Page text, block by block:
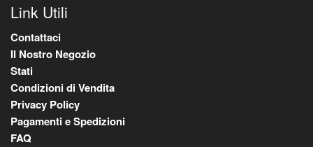
Link Utili
Contattaci
Il Nostro Negozio
Stati
Condizioni di Vendita
Privacy Policy
Pagamenti e Spedizioni
FAQ